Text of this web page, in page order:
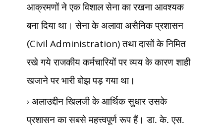
आक्रमणों ने एक विशाल सेना का रखना आवश्यक
बना दिया था। सेना के अलावा असैनिक प्रशासन
(Civil Administration)तथा दासों के निमित
रखे गये राजकीय कर्मचारियों पर व्यय के कारण शाही
खजाने पर भारी बोझ पड़ गया था।
अलाउद्दीन खिलजी के आर्थिक सुधार उसके
प्रशासन का सबसे महत्त्वपूर्ण रूप हैं। डा. के. एस.